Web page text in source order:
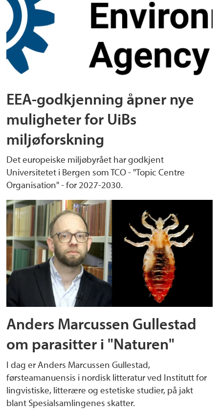
EEA-godkjenning åpner nye
muligheter for UiBs
miljøforskning
Det europeiske miljøbyrået har godkjent
Universitetet i Bergen som TCO - "Topic Centre
Organisation" - for 2027-2030.
Anders Marcussen Gullestad
om parasitter i "Naturen"
I dag er Anders Marcussen Gullestad,
førsteamanuensis i nordisk litteratur ved Institutt for
lingvistiske, litterære og estetiske studier, på jakt
blant Spesialsamlingenes skatter.